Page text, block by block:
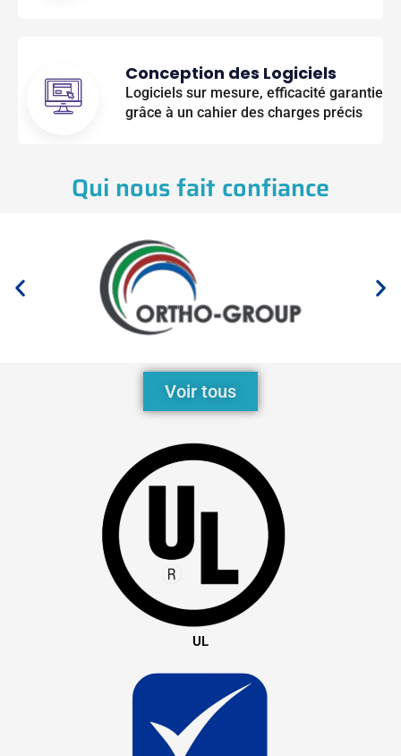
Conception des Logiciels
Logiciels sur mesure, efficacité garantie
grâce à un cahier des charges précis
Qui nous fait confiance
Voir tous
UL